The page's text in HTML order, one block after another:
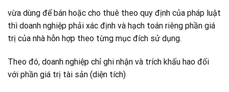
vừa dùng để bán hoặc cho thuê theo quy định của pháp luật
thì doanh nghiệp phải xác định và hạch toán riêng phần giá
trị của nhà hỗn hợp theo từng mục đích sử dụng.
Theo đó, doanh nghiệp chỉ ghi nhận và trích khấu hao đối
với phần giá trị tài sản (diện tích)